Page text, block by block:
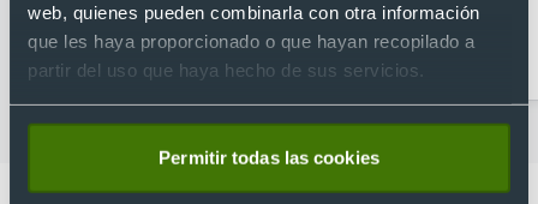
web, quienes pueden combinarla con otra información
que les haya proporcionado o que hayan recopilado a
partir del uso que haya hecho de sus servicios.
Permitir todas las cookies
Acc. Para móvil y tablet
Accesorios de seguridad
y localización